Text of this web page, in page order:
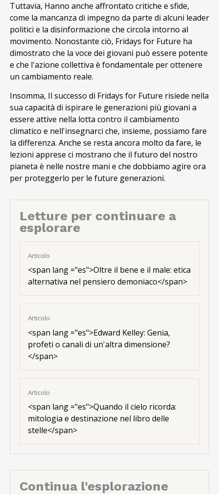
Tuttavia, Hanno anche affrontato critiche e sfide,
come la mancanza di impegno da parte di alcuni leader
politici e la disinformazione che circola intorno al
movimento. Nonostante ciò, Fridays for Future ha
dimostrato che la voce dei giovani può essere potente
e che l'azione collettiva è fondamentale per ottenere
un cambiamento reale.
Insomma, Il successo di Fridays for Future risiede nella
sua capacità di ispirare le generazioni più giovani a
essere attive nella lotta contro il cambiamento
climatico e nell'insegnarci che, insieme, possiamo fare
la differenza. Anche se resta ancora molto da fare, le
lezioni apprese ci mostrano che il futuro del nostro
pianeta è nelle nostre mani e che dobbiamo agire ora
per proteggerlo per le future generazioni.
Letture per continuare a
esplorare
Articolo
<span lang ="es">Oltre il bene e il male: etica
alternativa nel pensiero demoniaco</span>
Articolo
<span lang ="es">Edward Kelley: Genia,
profeti o canali di un'altra dimensione?
</span>
Articolo
<span lang ="es">Quando il cielo ricorda:
mitologia e destinazione nel libro delle
stelle</span>
Continua l'esplorazione